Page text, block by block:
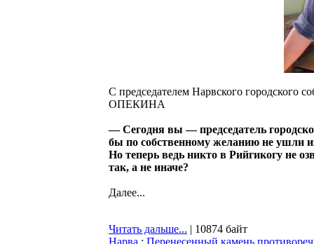
С председателем Нарвского
ОПЕКИНА
— Сегодня вы — председатель
бы по собственному желанию не ушли
Но теперь ведь никто в Рийгикогу не
так, а не иначе?
Далее...
Читать дальше... | 10874 байт
Нарва : Перенесенный камень